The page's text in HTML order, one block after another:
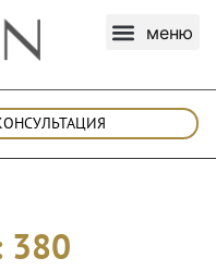
380